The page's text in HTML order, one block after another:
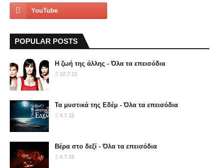
POPULAR POSTS
Η ζωή της άλλης - Όλα τα επεισόδια
10.7.15
Τα μυστικά της Εδέμ - Όλα τα επεισόδια
4.7.15
Βέρα στο δεξί - Όλα τα επεισόδια
4.7.15